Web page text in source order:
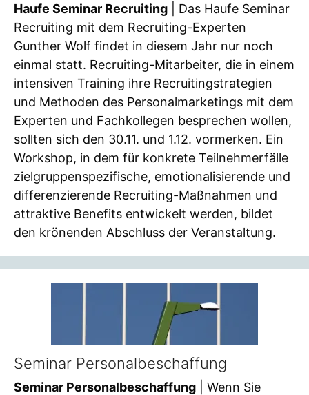
Haufe Seminar Recruiting | Das Haufe Seminar
Recruiting mit dem Recruiting-Experten
Gunther Wolf findet in diesem Jahr nur noch
einmal statt. Recruiting-Mitarbeiter, die in einem
intensiven Training ihre Recruitingstrategien
und Methoden des Personalmarketings mit dem
Experten und Fachkollegen besprechen wollen,
sollten sich den 30.11. und 1.12. vormerken. Ein
Workshop, in dem für konkrete Teilnehmerfälle
zielgruppenspezifische, emotionalisierende und
differenzierende Recruiting-Maßnahmen und
attraktive Benefits entwickelt werden, bildet
den krönenden Abschluss der Veranstaltung.
Seminar Personalbeschaffung
Seminar Personalbeschaffung | Wenn Sie